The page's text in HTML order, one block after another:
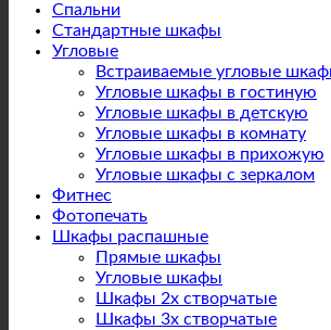
Спальни
Стандартные шкафы
Угловые
Встраиваемые угловые
Угловые шкафы в гостиную
Угловые шкафы в детскую
Угловые шкафы в комнату
Угловые шкафы в прихожую
Угловые шкафы с зеркалом
Фитнес
Фотопечать
Шкафы распашные
Прямые шкафы
Угловые шкафы
Шкафы 2х створчатые
Шкафы 3х створчатые